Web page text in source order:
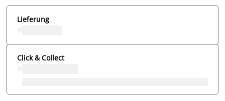
Lieferung
Click & Collect